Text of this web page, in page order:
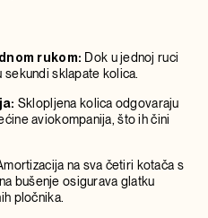
rukom: Dok u jednoj ruci
sklapate kolica.
Sklopljena kolica odgovaraju
aviokompanija, što ih čini
na sva četiri kotača s
bušenje osigurava glatku
pločnika.